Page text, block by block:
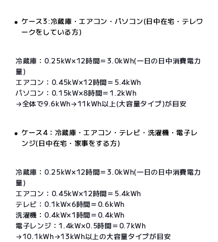
ケース3:冷蔵庫・エアコン・パソコン(日中在宅・テレワ
ークをしている方)
冷蔵庫：0.25kW×12時間＝3.0kWh(一日の日中消費電力
量)
エアコン：0.45kW×12時間＝5.4kWh
パソコン：0.15kW×8時間＝1.2kWh
→全体で9.6kWh→11kWh以上(大容量タイプ)が目安
ケース4：冷蔵庫・エアコン・テレビ・洗濯機・電子レ
ンジ(日中在宅・家事をする方)
冷蔵庫：0.25kW×12時間＝3.0kWh(一日の日中消費電力
量)
エアコン：0.45kW×12時間＝5.4kWh
テレビ：0.1kW×6時間＝0.6kWh
洗濯機：0.4kW×1時間＝0.4kWh
電子レンジ：1.4kW×0.5時間＝0.7kWh
→10.1kWh→13kWh以上の大容量タイプが目安